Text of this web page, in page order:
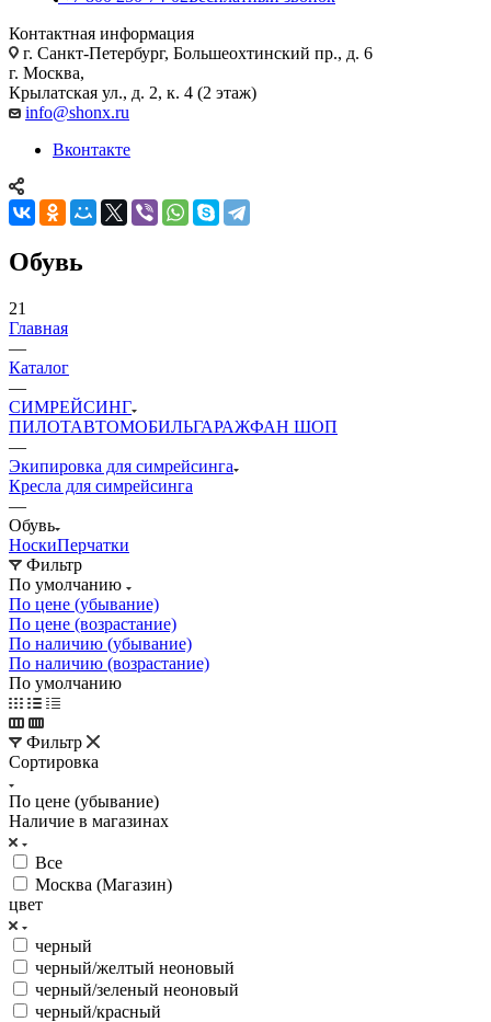
Контактная информация
г. Санкт-Петербург, Большеохтинский пр., д. 6
г. Москва,
Крылатская ул., д. 2, к. 4 (2 этаж)
info@shonx.ru
Вконтакте
Обувь
21
Главная
—
Каталог
—
СИМРЕЙСИНГ
ПИЛОТАВТОМОБИЛЬГАРАЖФАН ШОП
—
Экипировка для симрейсинга
Кресла для симрейсинга
—
Обувь
НоскиПерчатки
Фильтр
По умолчанию
По цене (убывание)
По цене (возрастание)
По наличию (убывание)
По наличию (возрастание)
По умолчанию
Фильтр
Сортировка
По цене (убывание)
Наличие в магазинах
Все
Москва (Магазин)
цвет
черный
черный/желтый неоновый
черный/зеленый неоновый
черный/красный